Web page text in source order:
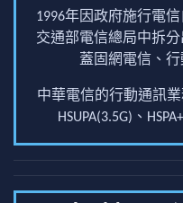
1996年因政府施行電
交通部電信總局中拆
蓋固網電信、
中華電信的行動通訊業
HSUPA(3.5G)、